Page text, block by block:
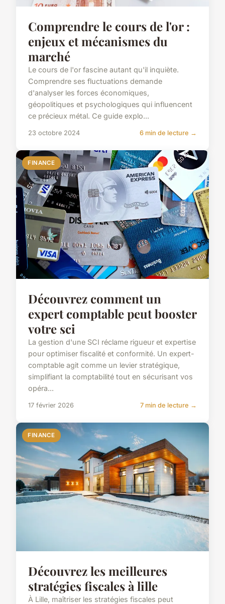
Comprendre le cours de l'or :
enjeux et mécanismes du
marché
Le cours de l'or fascine autant qu'il inquiète.
Comprendre ses fluctuations demande
d'analyser les forces économiques,
géopolitiques et psychologiques qui influencent
ce précieux métal. Ce guide explo...
23 octobre 2024 6 min de lecture →
FINANCE
Découvrez comment un
expert comptable peut booster
votre sci
La gestion d'une SCI réclame rigueur et expertise
pour optimiser fiscalité et conformité. Un expert-
comptable agit comme un levier stratégique,
simplifiant la comptabilité tout en sécurisant vos
opéra...
17 février 2026 7 min de lecture →
FINANCE
Découvrez les meilleures
stratégies fiscales à lille
À Lille, maîtriser les stratégies fiscales peut